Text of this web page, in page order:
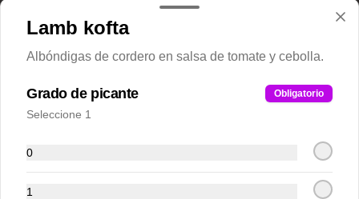
Raan E. Shaan
$20.900
Plato Fondos Pollos(Chicken)
Lamb kofta
Albóndigas de cordero en salsa de tomate y cebolla.
Grado de picante Obligatorio
Seleccione 1
0
1